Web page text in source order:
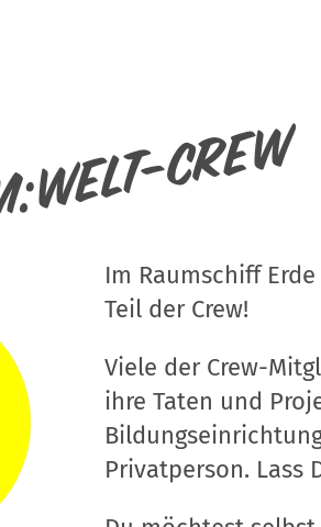
Crew
Im Raumschiff
Teil der Crew!
Viele der Crew-
ihre Taten und
Privatperson. Lass